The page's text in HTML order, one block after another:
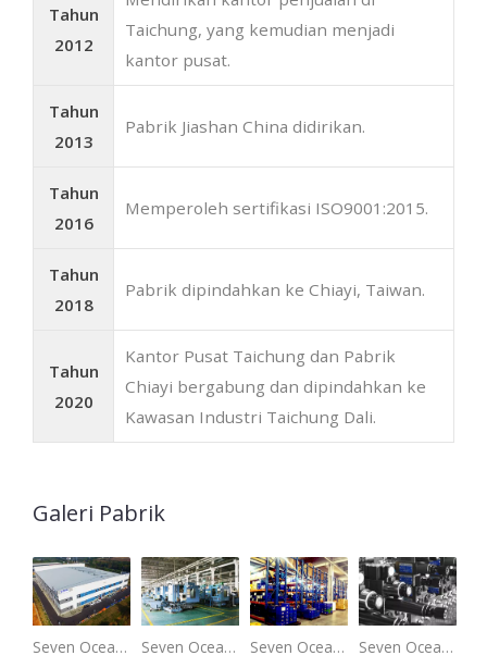
Tahun
2012
Taichung, yang kemudian menjadi
kantor pusat.
Tahun
2013
Pabrik Jiashan China didirikan.
Tahun
2016
Memperoleh sertifikasi ISO9001:2015.
Tahun
2018
Pabrik dipindahkan ke Chiayi, Taiwan.
Tahun
2020
Kantor Pusat Taichung dan Pabrik
Chiayi bergabung dan dipindahkan ke
Kawasan Industri Taichung Dali.
Galeri Pabrik
Seven Ocean HydraulicsPabrik Taiwan. Seven Ocean HydraulicsLini produksi mesin CNC. Seven Ocean HydraulicsSistem penyimpanan di Pabrik Taiwan. Seven Ocean HydraulicsRakitan Katup.